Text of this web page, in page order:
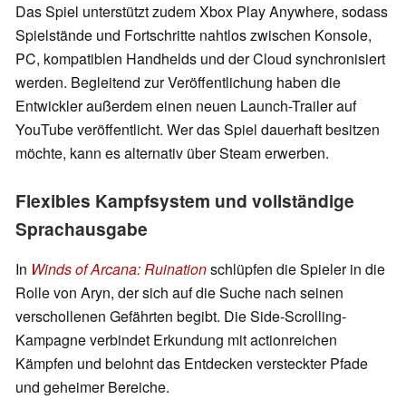
Das Spiel unterstützt zudem Xbox Play Anywhere, sodass
Spielstände und Fortschritte nahtlos zwischen Konsole,
PC, kompatiblen Handhelds und der Cloud synchronisiert
werden. Begleitend zur Veröffentlichung haben die
Entwickler außerdem einen neuen Launch-Trailer auf
YouTube veröffentlicht. Wer das Spiel dauerhaft besitzen
möchte, kann es alternativ über Steam erwerben.
Flexibles Kampfsystem und vollständige
Sprachausgabe
In Winds of Arcana: Ruinationschlüpfen die Spieler in die
Rolle von Aryn, der sich auf die Suche nach seinen
verschollenen Gefährten begibt. Die Side-Scrolling-
Kampagne verbindet Erkundung mit actionreichen
Kämpfen und belohnt das Entdecken versteckter Pfade
und geheimer Bereiche.